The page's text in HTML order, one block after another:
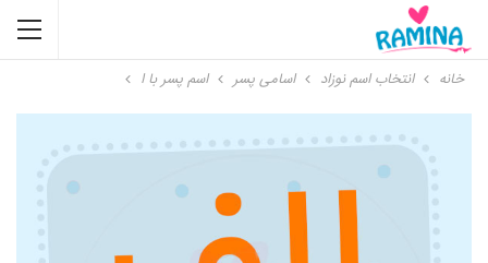
خانه انتخاب اسم نوزاد اسامی پسر اسم پسر با ا